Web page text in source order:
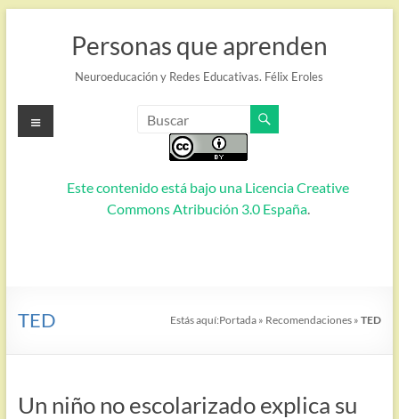
Personas que aprenden
Neuroeducación y Redes Educativas. Félix Eroles
Este contenido está bajo una Licencia Creative
Commons Atribución 3.0 España.
Menú
TED Estás aquí:Portada » Recomendaciones »TED
Un niño no escolarizado explica su